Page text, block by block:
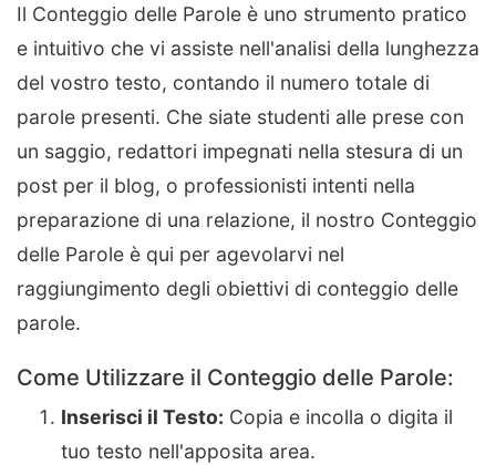
Il Conteggio delle Parole è uno strumento pratico
e intuitivo che vi assiste nell'analisi della lunghezza
del vostro testo, contando il numero totale di
parole presenti. Che siate studenti alle prese con
un saggio, redattori impegnati nella stesura di un
post per il blog, o professionisti intenti nella
preparazione di una relazione, il nostro Conteggio
delle Parole è qui per agevolarvi nel
raggiungimento degli obiettivi di conteggio delle
parole.
Come Utilizzare il Conteggio delle Parole:
Inserisci il Testo: Copia e incolla o digita il
tuo testo nell'apposita area.